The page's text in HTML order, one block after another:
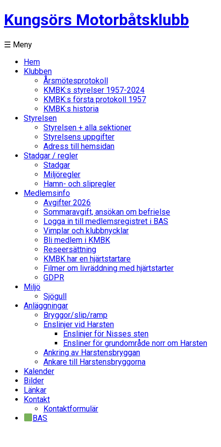
Kungsörs Motorbåtsklubb
☰ Meny
Hem
Klubben
Årsmötesprotokoll
KMBK:s styrelser 1957-2024
KMBK:s första protokoll 1957
KMBK:s historia
Styrelsen
Styrelsen + alla sektioner
Styrelsens uppgifter
Adress till hemsidan
Stadgar / regler
Stadgar
Miljöregler
Hamn- och slipregler
Medlemsinfo
Avgifter 2026
Sommaravgift, ansökan om befrielse
Logga in till medlemsregistret i BAS
Vimplar och klubbnycklar
Bli medlem i KMBK
Reseersättning
KMBK har en hjärtstartare
Filmer om livräddning med hjärtstarter
GDPR
Miljö
Sjögull
Anläggningar
Bryggor/slip/ramp
Enslinjer vid Harsten
Enslinjer för Nisses sten
Ensliner för grundområde norr om Harsten
Ankring av Harstensbryggan
Ankare till Harstensbryggorna
Kalender
Bilder
Länkar
Kontakt
Kontaktformulär
BAS